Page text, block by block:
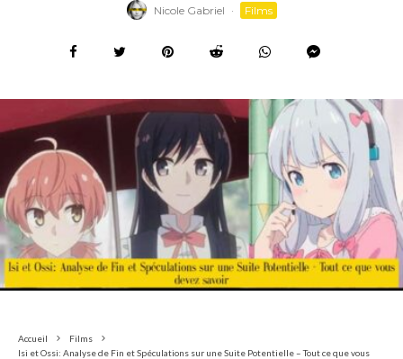
Nicole Gabriel · Films
Accueil
Films
Isi et Ossi: Analyse de Fin et Spéculations sur une Suite Potentielle – Tout ce que vous